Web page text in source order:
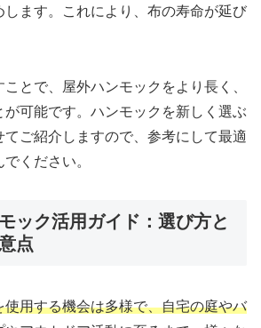
します。これにより、布の寿命が延び
とで、屋外ハンモックをより長く、
可能です。ハンモックを新しく選ぶ
てご紹介しますので、参考にして最適
ください。
ック活用ガイド：選び方と
点
使用する機会は多様で、自宅の庭やバ